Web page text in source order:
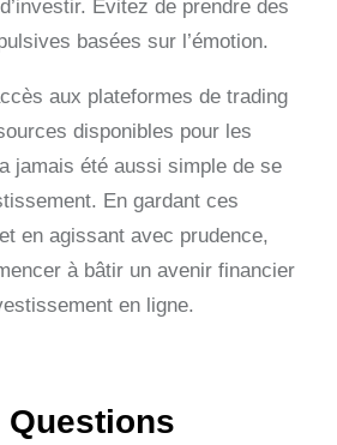
Évitez de prendre des
basées sur l’émotion.
aux plateformes de trading
disponibles pour les
jamais été aussi simple de se
En gardant ces
en agissant avec prudence,
à bâtir un avenir financier
en ligne.
Questions